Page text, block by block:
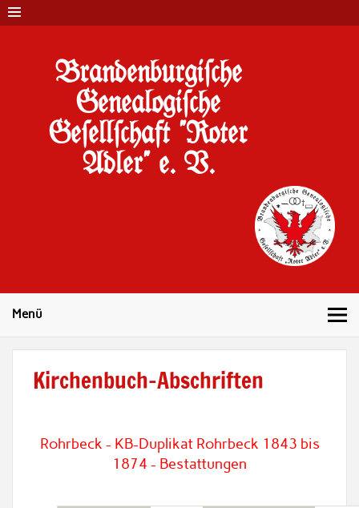
Brandenburgi#che
Genealogi#che
Ge#ell#chaft "Roter
Adler" e. V.
Menü
Kirchenbuch-Abschriften
Rohrbeck - KB-Duplikat Rohrbeck 1843 bis
1874 - Bestattungen